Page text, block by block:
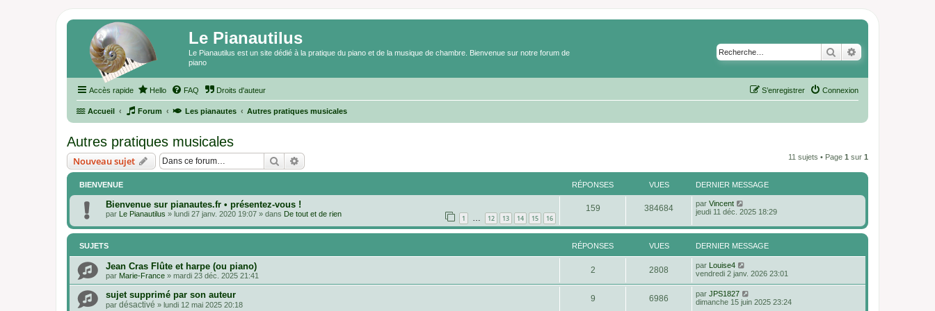
Le Pianautilus
Le Pianautilus est un site dédié à la pratique du piano et de la musique de chambre. Bienvenue sur notre forum de
piano
RechercherRecherche
Accès rapide Hello FAQ Droits d'auteur Connexion
S’enregistrer
Accueil Forum Les pianautes Autres pratiques musicales
Autres pratiques musicales
Nouveau sujet Rechercher 11 sujets • Page 1 sur 1
BIENVENUE RÉPONSES VUES DERNIER MESSAGE
Bienvenue sur pianautes.fr • présentez-vous !
par Le Pianautilus » lundi 27 janv. 2020 19:07 » dans De tout et de rien 1 … 12 13 14 15 16
159R
é
p
384684V
u
D
e
n
i
e
e
s
s
a
g
par Vincent
jeudi 11 déc. 2025 18:29
SUJETS RÉPONSES VUES DERNIER MESSAGE
Jean Cras Flûte et harpe (ou piano)
par Marie-France » mardi 23 déc. 2025 21:41
2R
é
2808
u
D
e
i
e
par Louise4
vendredi 2 janv. 2026 23:01
sujet supprimé par son auteur
par désactivé » lundi 12 mai 2025 20:18
9R
6986
D
e
par JPS1827
dimanche 15 juin 2025 23:24